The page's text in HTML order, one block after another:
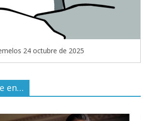
24 octubre de 2025
en…